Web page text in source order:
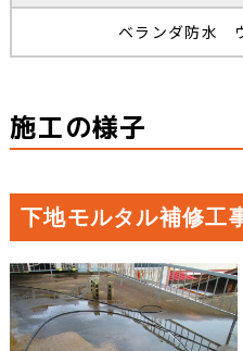
ベランダ防水
施工の様子
下地モルタル補修工